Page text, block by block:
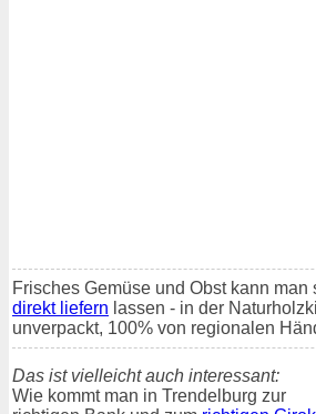
Frisches Gemüse und Obst kann man
direkt liefern lassen - in der
unverpackt, 100% von regionalen
Das ist vielleicht auch interessant:
Wie kommt man in Trendelburg zur